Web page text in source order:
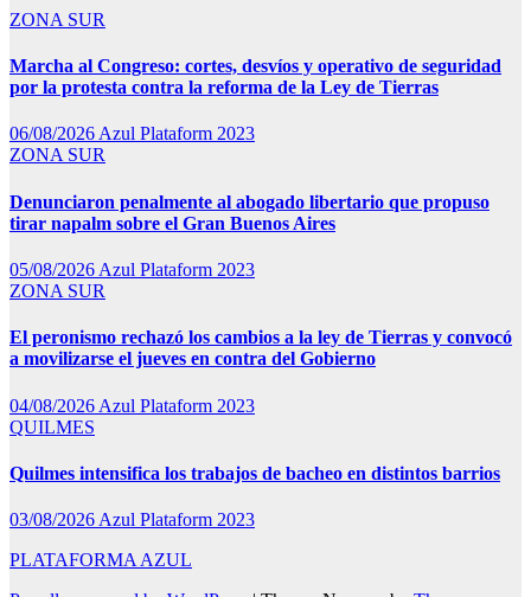
ZONA SUR
Marcha al Congreso: cortes, desvíos y operativo de seguridad
por la protesta contra la reforma de la Ley de Tierras
06/08/2026Azul Plataform 2023
ZONA SUR
Denunciaron penalmente al abogado libertario que propuso
tirar napalm sobre el Gran Buenos Aires
05/08/2026 Azul Plataform 2023
ZONA SUR
El peronismo rechazó los cambios a la ley de Tierras y convocó
a movilizarse el jueves en contra del Gobierno
04/08/2026 Azul Plataform 2023
QUILMES
Quilmes intensifica los trabajos de bacheo en distintos barrios
03/08/2026 Azul Plataform 2023
PLATAFORMA AZUL